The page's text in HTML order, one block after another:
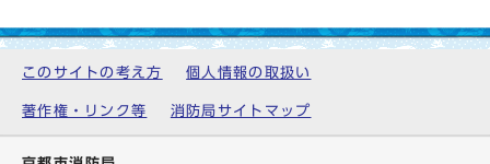
このサイトの考え方 個人情報の取扱い
著作権・リンク等 消防局サイトマップ